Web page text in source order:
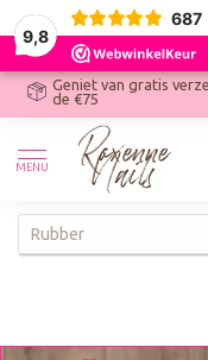
9,8
687
Geniet van gratis
de €75
MENU